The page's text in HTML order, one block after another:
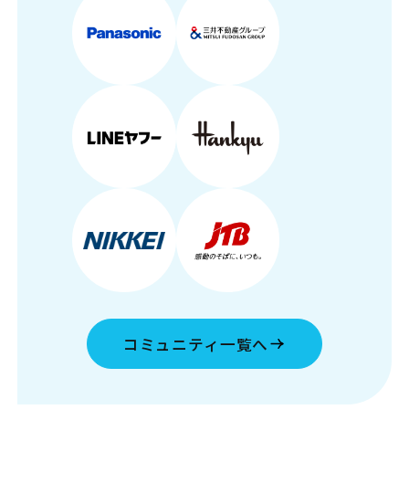
コミュニティ一覧へ